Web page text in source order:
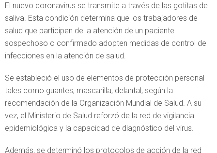
El nuevo coronavirus se transmite a través de las gotitas de
saliva. Esta condición determina que los trabajadores de
salud que participen de la atención de un paciente
sospechoso o confirmado adopten medidas de control de
infecciones en la atención de salud.
Se estableció el uso de elementos de protección personal
tales como guantes, mascarilla, delantal, según la
recomendación de la Organización Mundial de Salud. A su
vez, el Ministerio de Salud reforzó de la red de vigilancia
epidemiológica y la capacidad de diagnóstico del virus.
Además, se determinó los protocolos de acción de la red